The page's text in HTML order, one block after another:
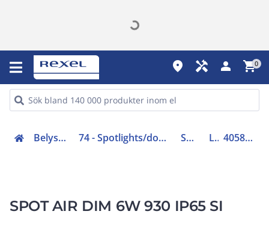
place handyman person shopping_cart0
Belysning (70-83) 74 - Spotlights/downlights/kontaktskenor Spotlights LED 4058075799981
SPOT AIR DIM 6W 930 IP65 SI